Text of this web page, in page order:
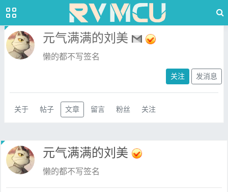
元气满满的刘美
懒的都不写签名
关注 发消息
关于 帖子 文章 留言 粉丝 关注
元气满满的刘美
懒的都不写签名